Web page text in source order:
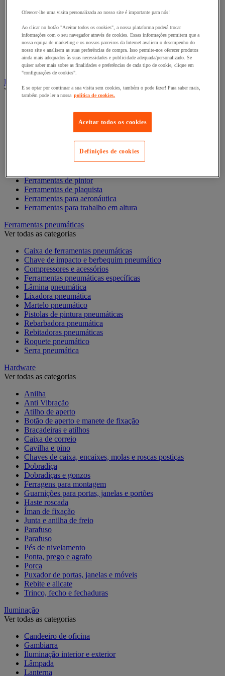
Chave de parafusos e ponta de aparafusamento
Composição de ferramentas
Cortador, tesoura e serra
Lima, folha abrasiva, plaina
Martelo e ferramentas de impacto
Torno de bancada, extrator e grampo
Ferramentas manuais profissão especializada
Ver todas as categorias
Ferramentas de canalizador
Ferramentas de Eletricista
Ferramentas de eletrónica
Ferramentas de ladrilhador
Ferramentas de mecânico
Ferramentas de pintor
Ferramentas de plaquista
Ferramentas para aeronáutica
Ferramentas para trabalho em altura
Ferramentas pneumáticas
Ver todas as categorias
Caixa de ferramentas pneumáticas
Chave de impacto e berbequim pneumático
Compressores e acessórios
Ferramentas pneumáticas específicas
Lâmina pneumática
Lixadora pneumática
Martelo pneumático
Pistolas de pintura pneumáticas
Rebarbadora pneumática
Rebitadoras pneumáticas
Roquete pneumático
Serra pneumática
Hardware
Ver todas as categorias
Anilha
Anti Vibração
Atilho de aperto
Botão de aperto e manete de fixação
Braçadeiras e atilhos
Caixa de correio
Cavilha e pino
Chaves de caixa, encaixes, molas e roscas postiças
Dobradiça
Dobradiças e gonzos
Ferragens para montagem
Guarnições para portas, janelas e portões
Haste roscada
Íman de fixação
Junta e anilha de freio
Parafuso
Parafuso
Pés de nivelamento
Ponta, prego e agrafo
Porca
Puxador de portas, janelas e móveis
Rebite e alicate
Trinco, fecho e fechaduras
Iluminação
Ver todas as categorias
Candeeiro de oficina
Gambiarra
Iluminação interior e exterior
Lâmpada
Lanterna
Oferecer-lhe uma visita personalizada ao nosso site é importante para nós!
Ao clicar no botão "Aceitar todos os cookies", a nossa plataforma poderá trocar
informações com o seu navegador através de cookies. Essas informações permitem que a
nossa equipa de marketing e os nossos parceiros da Internet avaliem o desempenho do
nosso site e analisem as suas preferências de compra. Isso permite-nos oferecer produtos
ainda mais adequados às suas necessidades e publicidade adequada/personalizado. Se
quiser saber mais sobre as finalidades e preferências de cada tipo de cookie, clique em
"configurações de cookies".
E se optar por continuar a sua visita sem cookies, também o pode fazer! Para saber mais,
também pode ler a nossa política de cookies.
Aceitar todos os cookies
Definições de cookies